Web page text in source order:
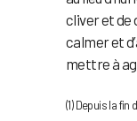
cliver et de
calmer et
mettre à
(1) Depuis la